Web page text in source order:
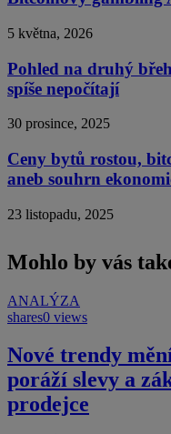
5 května, 2026
Pohled na druhý
spíše nepočítají
30 prosince, 2025
Ceny bytů rostou,
aneb souhrn
23 listopadu, 2025
Mohlo by vás
ANALÝZA
shares0 views
Nové trendy
poráží slevy a
prodejce